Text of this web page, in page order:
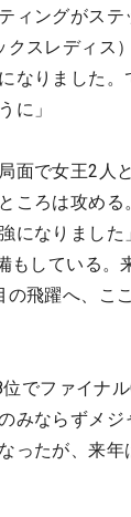
ィングがステ
スレディス
なりました。
に」
面で女王2人
ころは攻める
になりました
もしている。
飛躍へ、こ
でファイナ
みならずメジ
ったが、来年